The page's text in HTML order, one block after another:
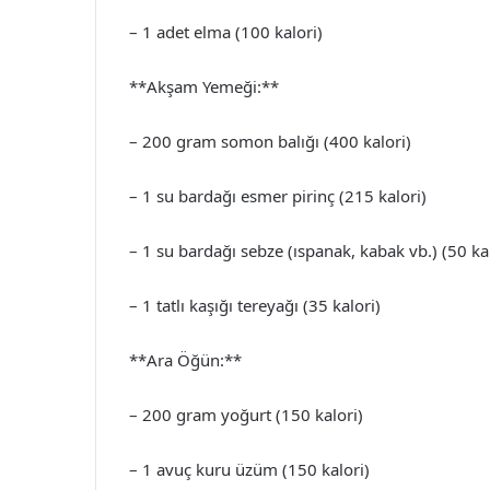
– 1 adet elma (100 kalori)
**Akşam Yemeği:**
– 200 gram somon balığı (400 kalori)
– 1 su bardağı esmer pirinç (215 kalori)
– 1 su bardağı sebze (ıspanak, kabak vb.) (50
– 1 tatlı kaşığı tereyağı (35 kalori)
**Ara Öğün:**
– 200 gram yoğurt (150 kalori)
– 1 avuç kuru üzüm (150 kalori)